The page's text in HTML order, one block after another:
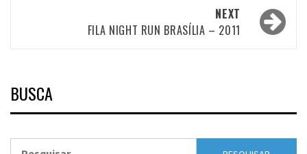
NEXT
FILA NIGHT RUN BRASÍLIA – 2011
BUSCA